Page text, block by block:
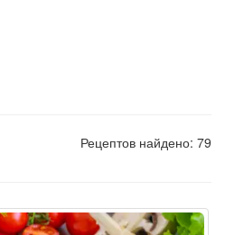
Рецептов найдено: 79